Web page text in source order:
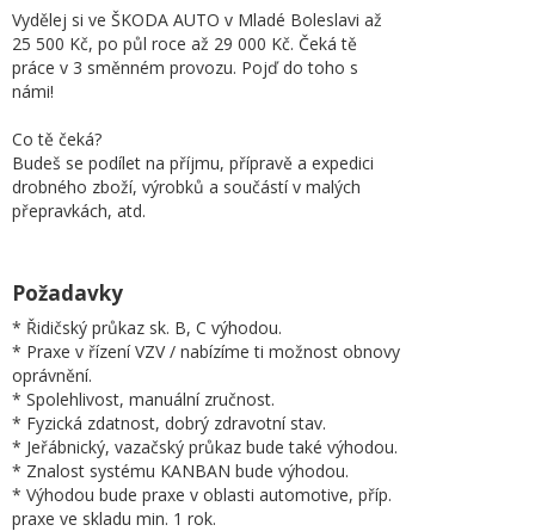
Vydělej si ve ŠKODA AUTO v Mladé Boleslavi až
25 500 Kč, po půl roce až 29 000 Kč. Čeká tě
práce v 3 směnném provozu. Pojď do toho s
námi!
Co tě čeká?
Budeš se podílet na příjmu, přípravě a expedici
drobného zboží, výrobků a součástí v malých
přepravkách, atd.
Požadavky
* Řidičský průkaz sk. B, C výhodou.
* Praxe v řízení VZV / nabízíme ti možnost obnovy
oprávnění.
* Spolehlivost, manuální zručnost.
* Fyzická zdatnost, dobrý zdravotní stav.
* Jeřábnický, vazačský průkaz bude také výhodou.
* Znalost systému KANBAN bude výhodou.
* Výhodou bude praxe v oblasti automotive, příp.
praxe ve skladu min. 1 rok.